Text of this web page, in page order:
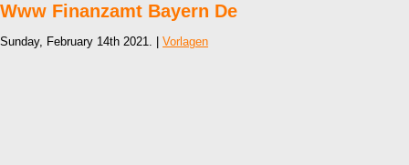
Www Finanzamt Bayern De
Sunday, February 14th 2021. | Vorlagen